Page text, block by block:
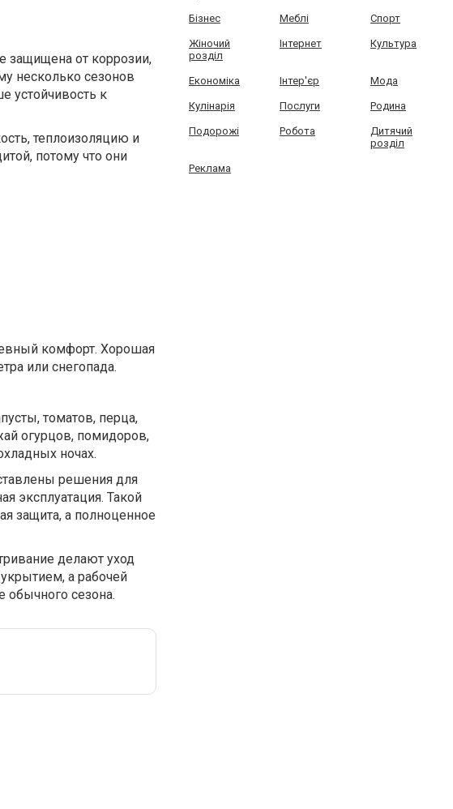
защищена от коррозии,
несколько сезонов
устойчивость к
теплоизоляцию и
потому что они
комфорт. Хорошая
или снегопада.
томатов, перца,
огурцов, помидоров,
ночах.
решения для
эксплуатация. Такой
защита, а полноценное
делают уход
а рабочей
обычного сезона.
Бізнес Меблі Спорт
Жіночий
розділ
Інтернет Культура
Економіка Інтер'єр Мода
Кулінарія Послуги Родина
Подорожі Робота
Дитячий
розділ
Реклама